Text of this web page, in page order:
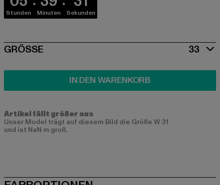
Stunden Minuten Sekunden
SIZE
GRÖSSE 33
IN DEN WARENKORB
Artikel fällt größer aus
Unser Model trägt auf diesem Bild die Größe W 31
und ist NaN m groß.